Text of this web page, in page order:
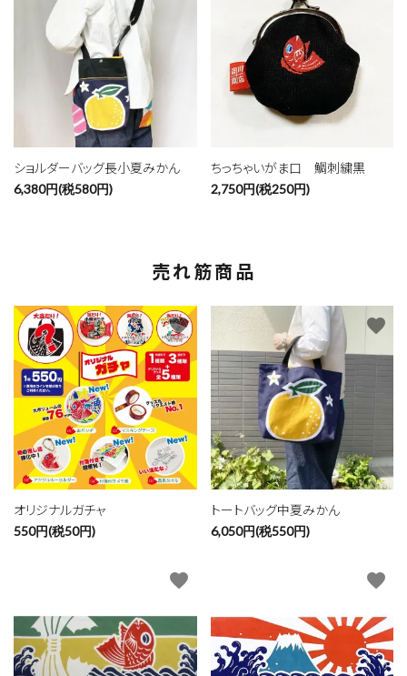
ショルダーバッグ長小夏みかん
6,380円(税580円)
ちっちゃいがま口 鯛刺繍黒
2,750円(税250円)
売れ筋商品
オリジナルガチャ
550円(税50円)
favorite
トートバッグ中夏みかん
6,050円(税550円)
favorite
favorite favorite